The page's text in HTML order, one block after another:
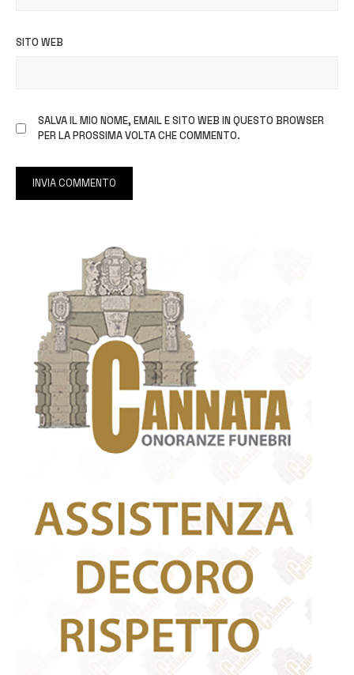
SITO WEB
SALVA IL MIO NOME, EMAIL E SITO WEB IN QUESTO BROWSER
PER LA PROSSIMA VOLTA CHE COMMENTO.